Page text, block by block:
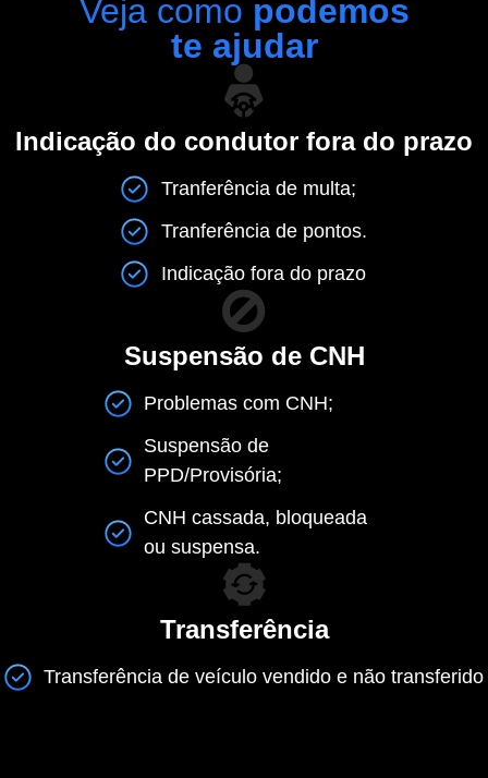
Veja como podemos
te ajudar
Indicação do condutor fora do prazo
Tranferência de multa;
Tranferência de pontos.
Indicação fora do prazo
Suspensão de CNH
Problemas com CNH;
Suspensão de
PPD/Provisória;
CNH cassada, bloqueada
ou suspensa.
Transferência
Transferência de veículo vendido e não transferido